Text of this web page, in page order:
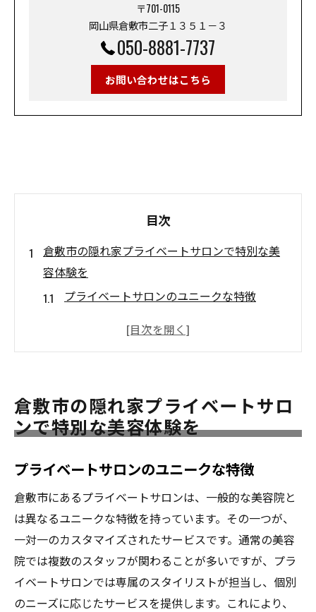
〒701-0115
岡山県倉敷市二子１３５１－３
050-8881-7737
お問い合わせはこちら
目次
倉敷市の隠れ家プライベートサロンで特別な美
容体験を
プライベートサロンのユニークな特徴
倉敷市の隠れ家サロンでの特別な体験
プライベートサロンでのリラックスしたひ
ととき
プライベートサロンで叶えるあなた専用の理想
カウンセリングで見つける理想のスタイル
髪質に合わせたスタイリングの提案
プライベートサロンでのオーダーメイドス
タイル
最新の技術で叶える理想の髪型
倉敷市の隠れ家プライベートサロ
ンで特別な美容体験を
プライベートサロンのユニークな特徴
倉敷市にあるプライベートサロンは、一般的な美容院と
は異なるユニークな特徴を持っています。その一つが、
一対一のカスタマイズされたサービスです。通常の美容
院では複数のスタッフが関わることが多いですが、プラ
イベートサロンでは専属のスタイリストが担当し、個別
のニーズに応じたサービスを提供します。これにより、